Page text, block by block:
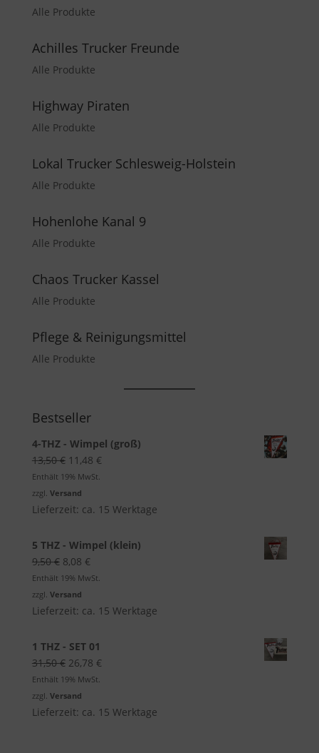
Alle Produkte
Achilles Trucker Freunde
Alle Produkte
Highway Piraten
Alle Produkte
Lokal Trucker Schlesweig-Holstein
Alle Produkte
Hohenlohe Kanal 9
Alle Produkte
Chaos Trucker Kassel
Alle Produkte
Pflege & Reinigungsmittel
Alle Produkte
Bestseller
4-THZ - Wimpel (groß)
13,50€ Ursprünglicher
Preis
war:
13,50 €
11,48 €Aktueller
11,48 €.
Enthält 19% MwSt.
zzgl. Versand
Lieferzeit: ca. 15 Werktage
5 THZ - Wimpel (klein)
9,50€ Ursprünglicher
Preis
war:
9,50 €
8,08 €Aktueller
Preis
8,08 €.
Enthält 19% MwSt.
zzgl. Versand
Lieferzeit: ca. 15 Werktage
1 THZ - SET 01
31,50€ Ursprünglicher
Preis
war:
31,50 €
26,78 €Aktueller
26,78 €.
Enthält 19% MwSt.
zzgl. Versand
Lieferzeit: ca. 15 Werktage